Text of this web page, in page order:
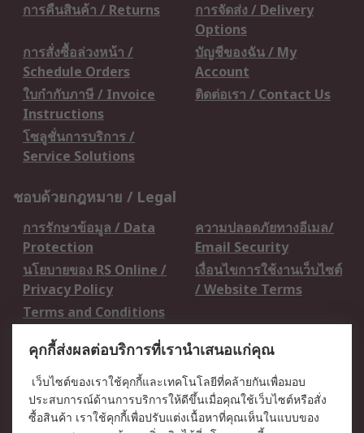
การคืนสินค้า / Returns
การจัดส่ง / Delivery
Options
การสั่งซื้อล่วงหน้า /
Schedule Orders
บัญชีของฉัน / My
Account
ใบกำกับภาษี / Invoice
Instructions
ติดต่อเรา / Contact Us
โซลูชั่นการบริการ /
Service Solutions
ชอบด้วยกฎหมาย / Legal
การรักษาข้อมูล / Data
Protection
ความปลอดภัยทางอีเมล/
Email Security
นโยบายของ RS Online /
Privacy Policy
เงื่อนไขการใช้งานเว็บไซต์
/ Website Terms
Terms and Conditions
เกี่ยวกับ RS / About RS
RS ทั่วโลก / RS
Worldwide
ข่าวประชาสัมพันธ์ / Press
Centre
คุกกี้ส่งผลต่อบริการที่เรานำเสนอแก่คุณ
เว็บไซต์ของเราใช้คุกกี้และเทคโนโลยีที่คล้ายกันเพื่อมอบ
ประสบการณ์ด้านการบริการให้ดีขึ้นเมื่อคุณใช้เว็บไซต์หรือสั่ง
ซื้อสินค้า เราใช้คุกกี้เพื่อปรับแต่งเนื้อหาที่คุณเห็นในแบบของ